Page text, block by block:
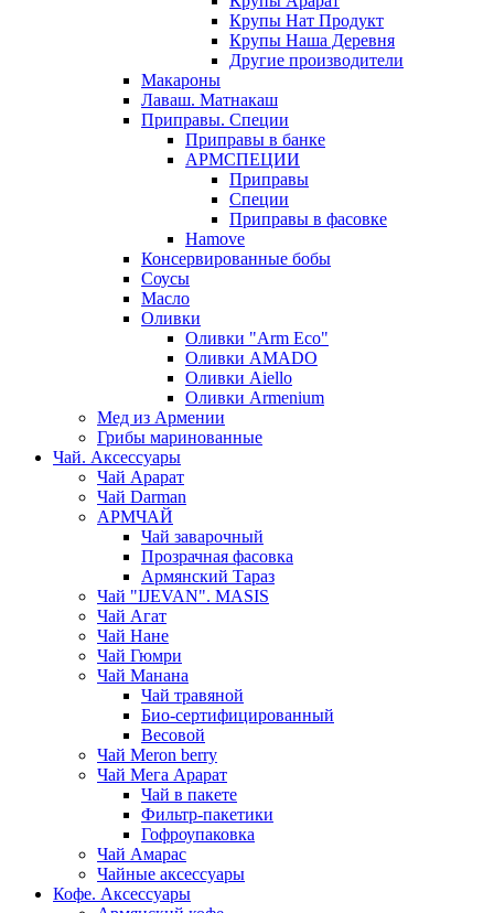
Крупы Нат Продукт
Крупы Наша Деревня
Другие производители
Макароны
Лаваш. Матнакаш
Приправы. Специи
Приправы в банке
АРМСПЕЦИИ
Приправы
Специи
Приправы в фасовке
Hamove
Консервированные бобы
Соусы
Масло
Оливки
Оливки "Arm Eco"
Оливки AMADO
Оливки Aiello
Оливки Armenium
Мед из Армении
Грибы маринованные
Чай. Аксессуары
Чай Арарат
Чай Darman
АРМЧАЙ
Чай заварочный
Прозрачная фасовка
Армянский Тараз
Чай "IJEVAN". MASIS
Чай Агат
Чай Нане
Чай Гюмри
Чай Манана
Чай травяной
Био-сертифицированный
Весовой
Чай Meron berry
Чай Мега Арарат
Чай в пакете
Фильтр-пакетики
Гофроупаковка
Чай Амарас
Чайные аксессуары
Кофе. Аксессуары